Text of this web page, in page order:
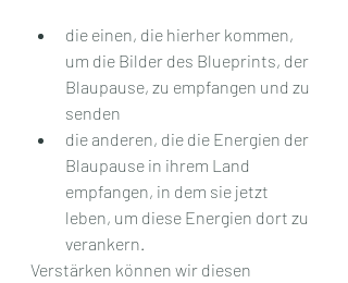
die einen, die hierher kommen,
um die Bilder des Blueprints, der
Blaupause, zu empfangen und zu
senden
die anderen, die die Energien der
Blaupause in ihrem Land
empfangen, in dem sie jetzt
leben, um diese Energien dort zu
verankern.
Verstärken können wir diesen